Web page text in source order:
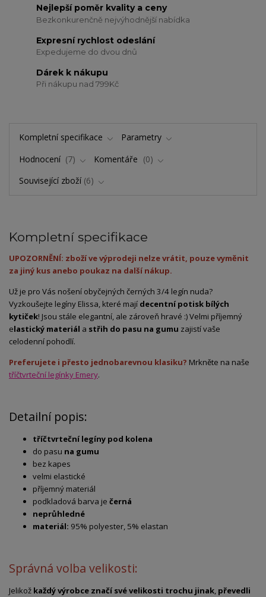
Nejlepší poměr kvality a ceny
Bezkonkurenčně nejvýhodnější nabídka
Expresní rychlost odeslání
Expedujeme do dvou dnů
Dárek k nákupu
Při nákupu nad 799Kč
Kompletní specifikace
Parametry
Hodnocení
7 Komentáře
0
Související zboží 6
Kompletní specifikace
UPOZORNĚNÍ: zboží ve výprodeji nelze vrátit, pouze vyměnit
za jiný kus anebo poukaz na další nákup.
Už je pro Vás nošení obyčejných černých 3/4 legín nuda?
Vyzkoušejte legíny Elissa, které mají decentní potisk bílých
kytiček! Jsou stále elegantní, ale zároveň hravé :) Velmi příjemný
elastický materiál a střih do pasu na gumu zajistí vaše
celodenní pohodlí.
Preferujete i přesto jednobarevnou klasiku? Mrkněte na naše
tříčtvrteční legínky Emery.
Detailní popis:
tříčtvrteční legíny pod kolena
do pasu na gumu
bez kapes
velmi elastické
příjemný materiál
podkladová barva je černá
neprůhledné
materiál: 95% polyester, 5% elastan
Správná volba velikosti:
Jelikož každý výrobce značí své velikosti trochu jinak, převedli